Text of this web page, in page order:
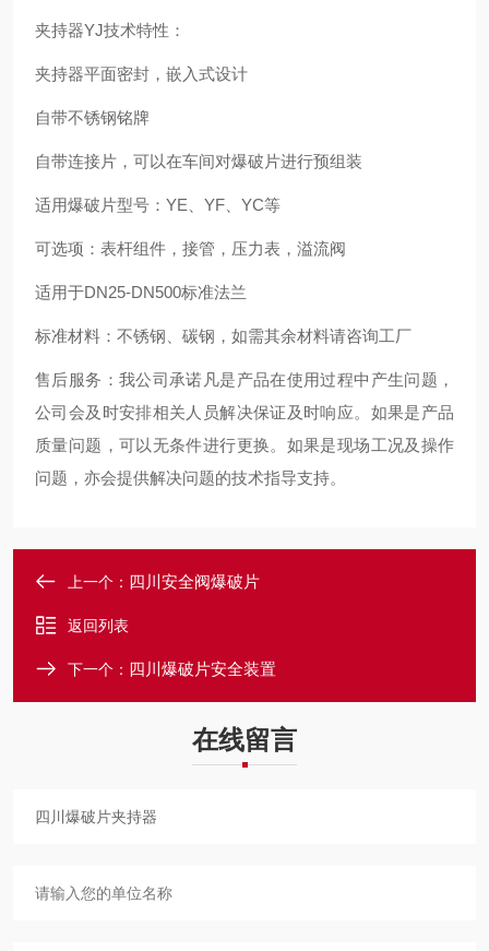
夹持器YJ技术特性：
夹持器平面密封，嵌入式设计
自带不锈钢铭牌
自带连接片，可以在车间对爆破片进行预组装
适用爆破片型号：YE、YF、YC等
可选项：表杆组件，接管，压力表，溢流阀
适用于DN25-DN500标准法兰
标准材料：不锈钢、碳钢，如需其余材料请咨询工厂
售后服务：我公司承诺凡是产品在使用过程中产生问题，
公司会及时安排相关人员解决保证及时响应。如果是产品
质量问题，可以无条件进行更换。如果是现场工况及操作
问题，亦会提供解决问题的技术指导支持。
上一个： 四川安全阀爆破片
返回列表
下一个： 四川爆破片安全装置
在线留言